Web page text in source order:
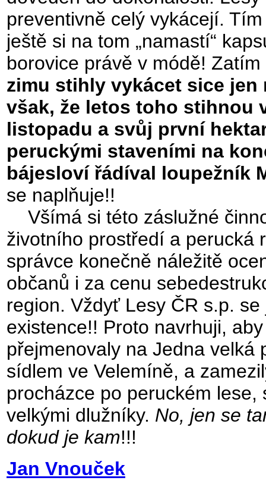
preventivně celý vykácejí.
ještě si na tom „namastí“
borovice právě v módě!
zimu stihly vykácet sice
však, že letos toho stihnou
listopadu a svůj první
peruckými staveními na
bájesloví řádíval loupežník
se naplňuje!!
Všímá si této záslužné
životního prostředí a perucká
správce konečně náležitě
občanů i za cenu
region. Vždyť Lesy ČR s.p.
existence!! Proto navrhuji,
přejmenovaly na Jedna velká
sídlem ve Velemíně, a
procházce po peruckém
velkými dlužníky. No, jen se
dokud je kam!!!
Jan Vnouček